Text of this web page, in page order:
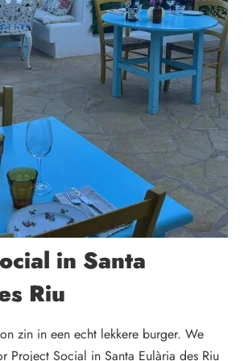
in Santa
Riu
zin in een echt lekkere burger. We
Project Social in Santa Eulària des Riu